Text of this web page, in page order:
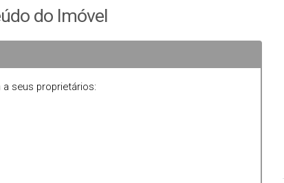
o projeto e reservar sua unidade.
Registro de Imóveis da Comarca de Biguaçu.
do Imóvel
a seus proprietários: